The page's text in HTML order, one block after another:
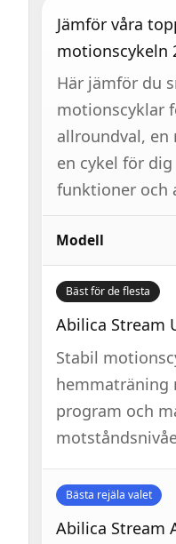
Jämför våra
motionscykeln
Här jämför du
motionscyklar
allroundval, en
en cykel för
funktioner och
Modell
Bäst för de flesta
Abilica Stream
Stabil
hemmaträning
program och
Bästa rejäla valet
Abilica Stream